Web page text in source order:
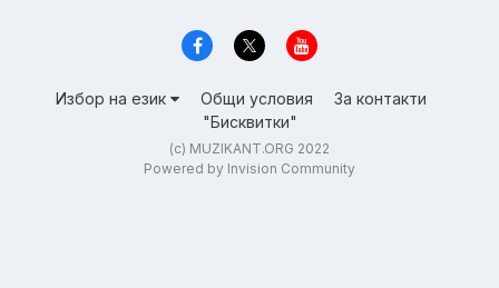
Избор на език Общи условия
За контакти
"Бисквитки"
(c) MUZIKANT.ORG 2022
Powered by Invision Community